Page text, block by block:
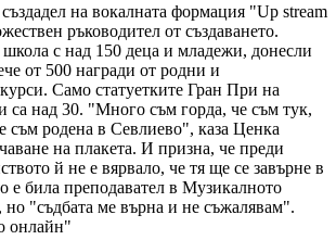
създадел на вокалната формация "Up stream
ръководител от създаването.
школа с над 150 деца и младежи, донесли
от 500 награди от родни и
Само статуетките Гран При на
са над 30. "Много съм горда, че съм тук,
съм родена в Севлиево", каза Ценка
на плакета. И призна, че преди
й не е вярвало, че тя ще се завърне в
е била преподавател в Музикалното
"съдбата ме върна и не съжалявам".
онлайн"